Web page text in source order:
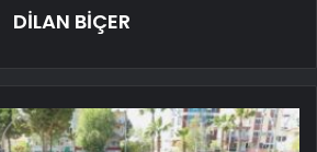
DİLAN BİÇER